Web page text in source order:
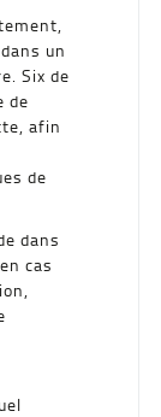
un
Six de
de
afin
de
dans
cas